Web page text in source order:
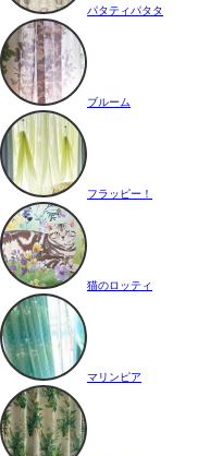
パタティパタタ
ブルーム
フラッピー！
猫のロッティ
マリンピア